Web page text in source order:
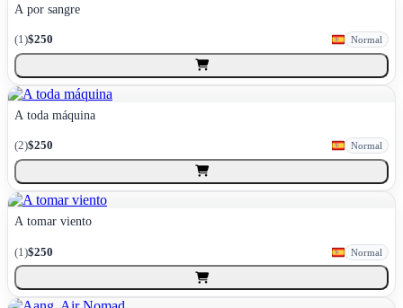
A por sangre
(1)$250 Normal
A toda máquina
(2)$250 Normal
A tomar viento
(1)$250 Normal